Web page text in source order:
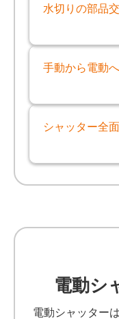
水切りの部品
手動から電動
シャッター全
電動シ
電動シャッター